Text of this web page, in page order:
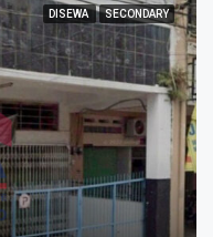
DISEWA SECONDARY